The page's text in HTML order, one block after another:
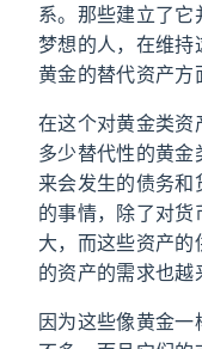
系。那些建立了它
梦想的人，在维持
黄金的替代资产方
在这个对黄金类资
多少替代性的黄金
来会发生的债务和
的事情，除了对
大，而这些资产的
的资产的需求也越
因为这些像黄金